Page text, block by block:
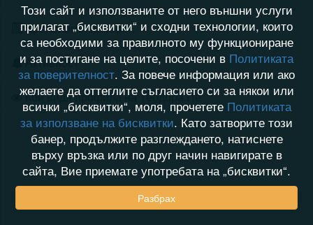
Хронология на игри
Активност
Кой видя профила на Теодора.Пе
Този сайт и използваните от него външни услуги
прилагат „бисквитки“ и сходни технологии, които
са необходими за правилното му функциониране
и за постигане на целите, посочени в Политиката
за поверителност. За повече информация или ако
желаете да оттеглите съгласието си за някои или
всички „бисквитки“, моля, прочетете Политиката
за използване на бисквитки. Като затворите този
банер, продължите разглеждането, натиснете
върху връзка или по друг начин навигирате в
сайта, Вие приемате употребата на „бисквитки“.
Разбрах